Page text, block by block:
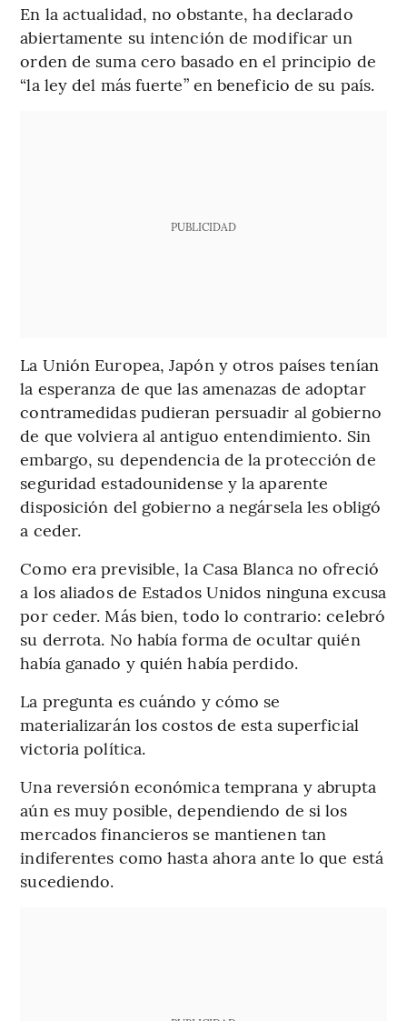
En la actualidad, no obstante, ha declarado
abiertamente su intención de modificar un
orden de suma cero basado en el principio de
“la ley del más fuerte” en beneficio de su país.
PUBLICIDAD
La Unión Europea, Japón y otros países tenían
la esperanza de que las amenazas de adoptar
contramedidas pudieran persuadir al gobierno
de que volviera al antiguo entendimiento. Sin
embargo, su dependencia de la protección de
seguridad estadounidense y la aparente
disposición del gobierno a negársela les obligó
a ceder.
Como era previsible, la Casa Blanca no ofreció
a los aliados de Estados Unidos ninguna excusa
por ceder. Más bien, todo lo contrario: celebró
su derrota. No había forma de ocultar quién
había ganado y quién había perdido.
La pregunta es cuándo y cómo se
materializarán los costos de esta superficial
victoria política.
Una reversión económica temprana y abrupta
aún es muy posible, dependiendo de si los
mercados financieros se mantienen tan
indiferentes como hasta ahora ante lo que está
sucediendo.